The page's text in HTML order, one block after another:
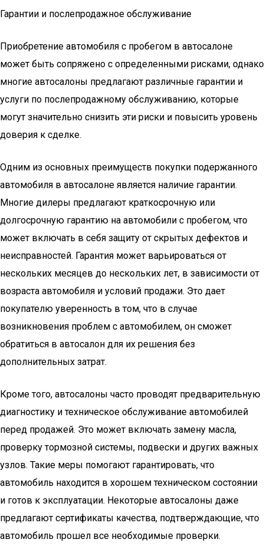
Гарантии и послепродажное обслуживание
Приобретение автомобиля с пробегом в автосалоне
может быть сопряжено с определенными рисками, однако
многие автосалоны предлагают различные гарантии и
услуги по послепродажному обслуживанию, которые
могут значительно снизить эти риски и повысить уровень
доверия к сделке.
Одним из основных преимуществ покупки подержанного
автомобиля в автосалоне является наличие гарантии.
Многие дилеры предлагают краткосрочную или
долгосрочную гарантию на автомобили с пробегом, что
может включать в себя защиту от скрытых дефектов и
неисправностей. Гарантия может варьироваться от
нескольких месяцев до нескольких лет, в зависимости от
возраста автомобиля и условий продажи. Это дает
покупателю уверенность в том, что в случае
возникновения проблем с автомобилем, он сможет
обратиться в автосалон для их решения без
дополнительных затрат.
Кроме того, автосалоны часто проводят предварительную
диагностику и техническое обслуживание автомобилей
перед продажей. Это может включать замену масла,
проверку тормозной системы, подвески и других важных
узлов. Такие меры помогают гарантировать, что
автомобиль находится в хорошем техническом состоянии
и готов к эксплуатации. Некоторые автосалоны даже
предлагают сертификаты качества, подтверждающие, что
автомобиль прошел все необходимые проверки.